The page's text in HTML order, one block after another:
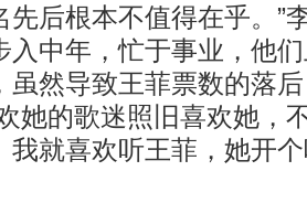
先后根本不值得在乎。”
入中年，忙于事业，他
虽然导致王菲票数的落
她的歌迷照旧喜欢她，
我就喜欢听王菲，她开